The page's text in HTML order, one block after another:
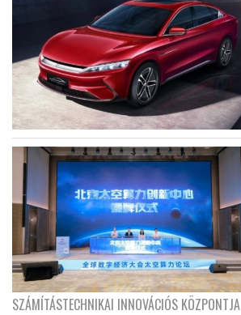
SZÁMÍTÁSTECHNIKAI INNOVÁCIÓS KÖZPONTJA